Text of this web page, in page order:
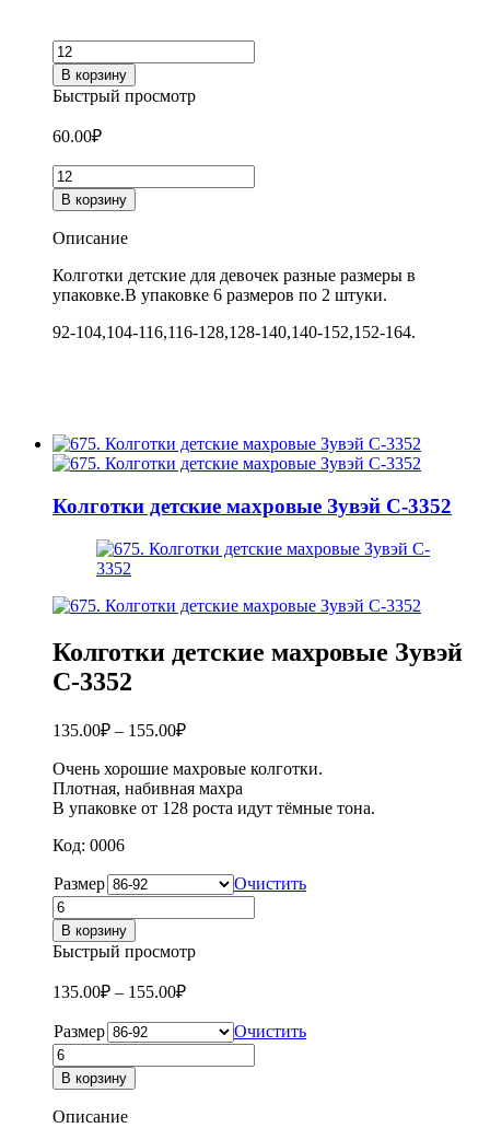
Количество
товара
Колготки
детские
для
девочек
Kaerdan
9901
В корзину
Быстрый просмотр
60.00₽
Количество
товара
Колготки
детские
девочек
Kaerdan
В корзину
Описание
Колготки детские для девочек разные размеры в
упаковке.В упаковке 6 размеров по 2 штуки.
92-104,104-116,116-128,128-140,140-152,152-164.
Колготки детские махровые Зувэй C-3352
Колготки детские махровые Зувэй
C-3352
135.00₽ – 155.00₽
Очень хорошие махровые колготки.
Плотная, набивная махра
В упаковке от 128 роста идут тёмные тона.
Код: 0006
Размер
Очистить
Количество
товара
Колготки
детские
махровые
Зувэй
C-
3352
В корзину
Быстрый просмотр
135.00₽ – 155.00₽
Размер
Очистить
Количество
товара
Колготки
детские
В корзину
Описание